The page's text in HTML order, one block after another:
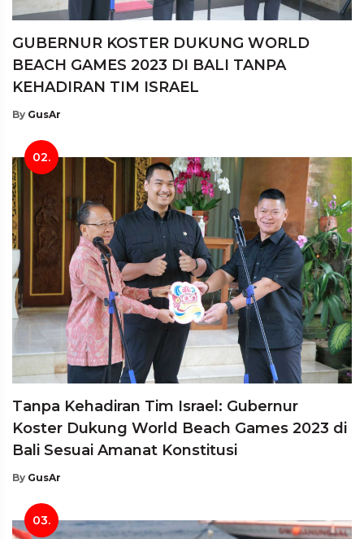
GUBERNUR KOSTER DUKUNG WORLD
BEACH GAMES 2023 DI BALI TANPA
KEHADIRAN TIM ISRAEL
By GusAr
02.
Tanpa Kehadiran Tim Israel: Gubernur
Koster Dukung World Beach Games 2023 di
Bali Sesuai Amanat Konstitusi
By GusAr
03.